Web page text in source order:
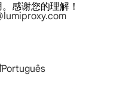
感谢您的理解！
Português